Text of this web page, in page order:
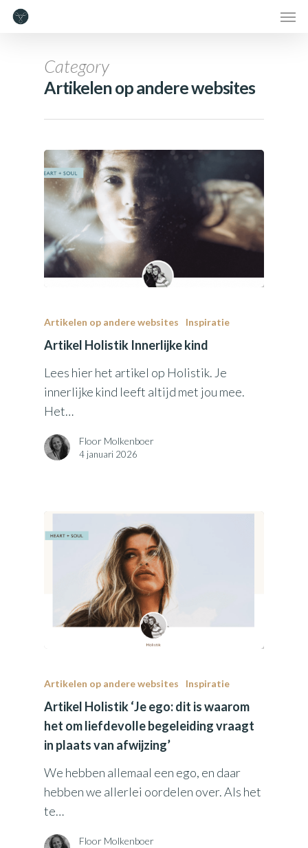
Category
Artikelen op andere websites
Artikelen op andere websites Inspiratie
Artikel Holistik Innerlijke kind
Lees hier het artikel op Holistik. Je
innerlijke kind leeft altijd met jou mee.
Het…
Floor Molkenboer
4 januari 2026
Artikelen op andere websites Inspiratie
Artikel Holistik ‘Je ego: dit is waarom
het om liefdevolle begeleiding vraagt
in plaats van afwijzing’
We hebben allemaal een ego, en daar
hebben we allerlei oordelen over. Als het
te…
Floor Molkenboer